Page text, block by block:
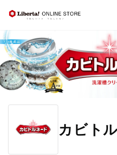
ンツに
進む
カビト